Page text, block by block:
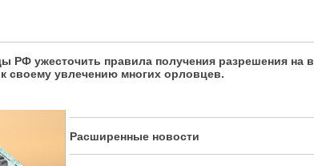
ужесточить правила получения разрешения
своему увлечению многих орловцев.
Расширенные новости